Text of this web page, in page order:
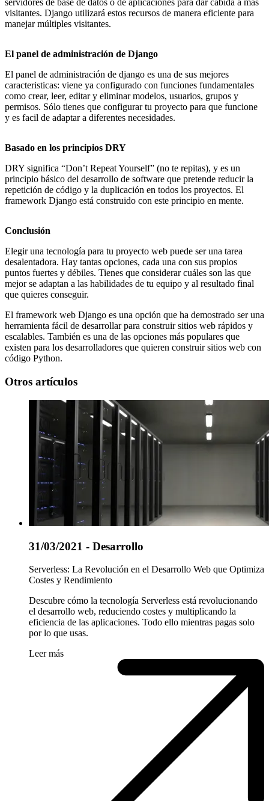
servidores de base de datos o de aplicaciones para dar cabida a más
visitantes. Django utilizará estos recursos de manera eficiente para
manejar múltiples visitantes.
El panel de administración de Django
El panel de administración de django es una de sus mejores
caracteristicas: viene ya configurado con funciones fundamentales
como crear, leer, editar y eliminar modelos, usuarios, grupos y
permisos. Sólo tienes que configurar tu proyecto para que funcione
y es facil de adaptar a diferentes necesidades.
Basado en los principios DRY
DRY significa “Don’t Repeat Yourself” (no te repitas), y es un
principio básico del desarrollo de software que pretende reducir la
repetición de código y la duplicación en todos los proyectos. El
framework Django está construido con este principio en mente.
Conclusión
Elegir una tecnología para tu proyecto web puede ser una tarea
desalentadora. Hay tantas opciones, cada una con sus propios
puntos fuertes y débiles. Tienes que considerar cuáles son las que
mejor se adaptan a las habilidades de tu equipo y al resultado final
que quieres conseguir.
El framework web Django es una opción que ha demostrado ser una
herramienta fácil de desarrollar para construir sitios web rápidos y
escalables. También es una de las opciones más populares que
existen para los desarrolladores que quieren construir sitios web con
código Python.
Otros artículos
31/03/2021 - Desarrollo
Serverless: La Revolución en el Desarrollo Web que Optimiza
Costes y Rendimiento
Descubre cómo la tecnología Serverless está revolucionando
el desarrollo web, reduciendo costes y multiplicando la
eficiencia de las aplicaciones. Todo ello mientras pagas solo
por lo que usas.
Leer más